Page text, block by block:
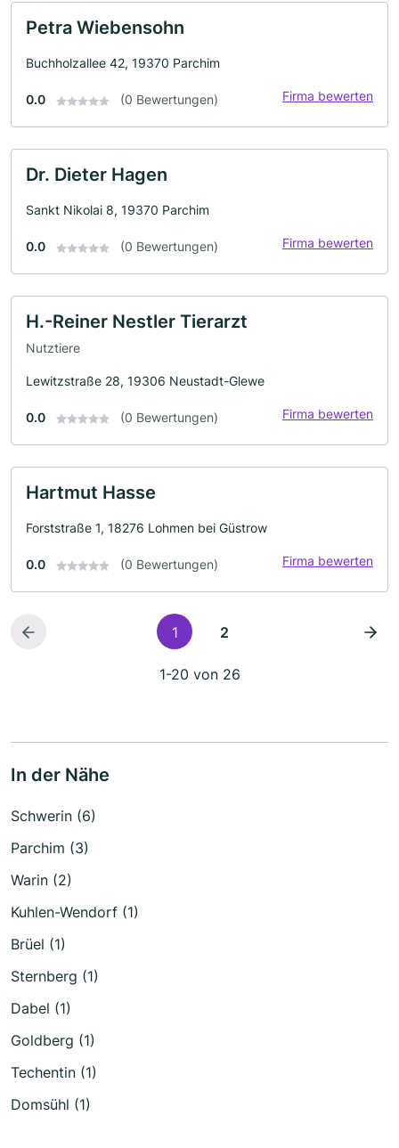
Petra Wiebensohn
Buchholzallee 42, 19370 Parchim
0.0 (0 Bewertungen) Firma bewerten
Dr. Dieter Hagen
Sankt Nikolai 8, 19370 Parchim
0.0 (0 Bewertungen) Firma bewerten
H.-Reiner Nestler Tierarzt
Nutztiere
Lewitzstraße 28, 19306 Neustadt-Glewe
0.0 (0 Bewertungen) Firma bewerten
Hartmut Hasse
Forststraße 1, 18276 Lohmen bei Güstrow
0.0 (0 Bewertungen) Firma bewerten
1 2
1-20 von 26
In der Nähe
Schwerin (6)
Parchim (3)
Warin (2)
Kuhlen-Wendorf (1)
Brüel (1)
Sternberg (1)
Dabel (1)
Goldberg (1)
Techentin (1)
Domsühl (1)